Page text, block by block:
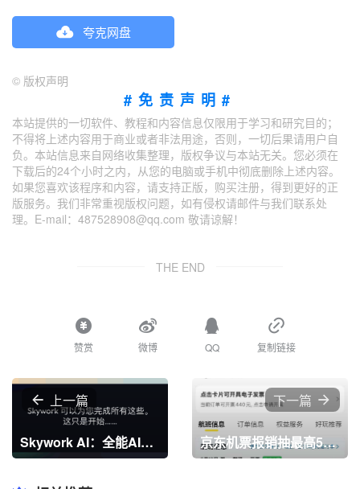
夸克网盘
© 版权声明
#免责声明#
本站提供的一切软件、教程和内容信息仅限用于学习和研究目的；
不得将上述内容用于商业或者非法用途，否则，一切后果请用户自
负。本站信息来自网络收集整理，版权争议与本站无关。您必须在
下载后的24个小时之内，从您的电脑或手机中彻底删除上述内容。
如果您喜欢该程序和内容，请支持正版，购买注册，得到更好的正
版服务。我们非常重视版权问题，如有侵权请邮件与我们联系处
理。E-mail：487528908@qq.com 敬请谅解！
THE END
赞赏 微博 QQ 复制链接
上一篇
Skywork AI：全能AI工作代理工具，只需一句话，就能生成各种文档、表格、PPT，甚至网站和播客，效率提升十倍！
下一篇
京东机票报销抽最高540元现金 亲测2.18元秒到